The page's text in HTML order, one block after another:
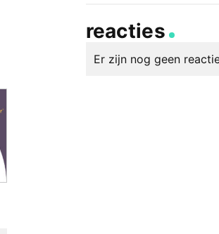
reacties
Er zijn nog geen